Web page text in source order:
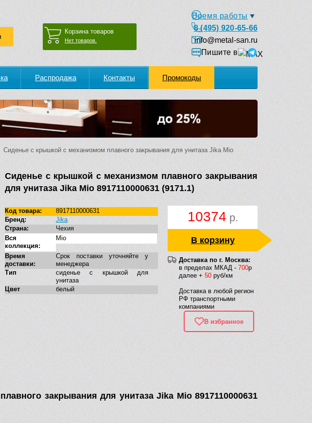
Корзина товаров
Нет товаров.
Время работы
8 (495) 920-65-66
info@metal-san.ru
Пишите в
Распродажа Контакты Промокоды
с крышкой с механизмом плавного закрывания для унитаза Jika Mio
Сиденье с крышкой с механизмом плавного закрывания
для унитаза Jika Mio 8917110000631 (9171.1)
10374 р.
В корзину
Доставка по г. Москва:
в пределах МКАД - 700р
далее + 50 руб/км
Доставка в любой регион
РФ транспортными
компаниями
В избранное
Код товара:
8917110000631
Бренд:
Jika
Страна:
Чехия
Вся
коллекция:
Mio
Время
доставки:
Срок поставки уточняйте у
менеджера
Тип
сиденье с крышкой для
унитаза
Цвет
белый
закрывания для унитаза Jika Mio 8917110000631